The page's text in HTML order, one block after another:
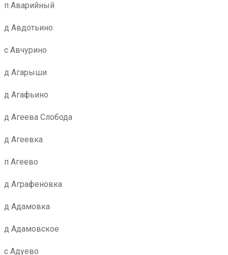
п Аварийный
д Авдотьино
с Авчурино
д Агарыши
д Агафьино
д Агеева Слобода
д Агеевка
п Агеево
д Аграфеновка
д Адамовка
д Адамовское
с Адуево